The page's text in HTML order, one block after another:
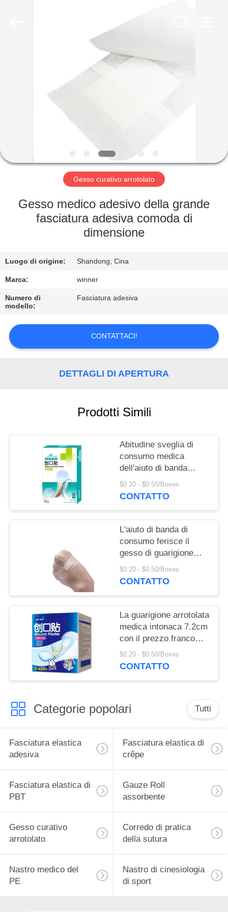
PRODOTTI
GIRO
FABBRICA
CONTROLLO
QUALITÀ
CONTATTICI
RICHIEDA
UNA
Gesso curativo arrotolato
Gesso medico adesivo della grande
fasciatura adesiva comoda di
dimensione
Luogo di origine: Shandong, Cina
Marca: winner
Numero di
modello:
Fasciatura adesiva
CONTATTACI!
DETTAGLI DI APERTURA
Prodotti Simili
Abitudine sveglia di
consumo medica
dell'aiuto di banda
dell'aiuto di banda e
gesso arrotolato
$0.20 - $0.50/Boxes
CONTATTO
L'aiuto di banda di
consumo ferisce il
gesso di guarigione
con alta qualità
$0.20 - $0.50/Boxes
CONTATTO
La guarigione arrotolata
medica intonaca 7.2cm
con il prezzo franco
fabbrica
$0.20 - $0.50/Boxes
CONTATTO
Categorie popolari Tutti
Fasciatura elastica
adesiva
Fasciatura elastica di
crêpe
Fasciatura elastica di
PBT
Gauze Roll
assorbente
Gesso curativo
arrotolato
Corredo di pratica
della sutura
Nastro medico del
PE
Nastro di cinesiologia
di sport